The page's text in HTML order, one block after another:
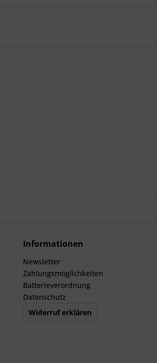
Informationen
Newsletter
Zahlungsmöglichkeiten
Batterieverordnung
Datenschutz
Widerruf erklären